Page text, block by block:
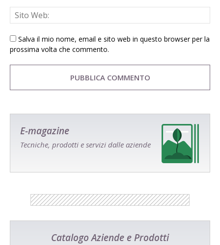
Salva il mio nome, email e sito web in questo browser per la
prossima volta che commento.
E-magazine
Tecniche, prodotti e servizi dalle aziende
Catalogo Aziende e Prodotti